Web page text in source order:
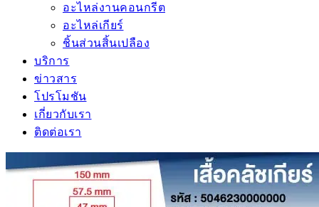
อะไหล่งานคอนกรีต
อะไหล่เกียร์
ชิ้นส่วนสิ้นเปลือง
บริการ
ข่าวสาร
โปรโมชัน
เกี่ยวกับเรา
ติดต่อเรา